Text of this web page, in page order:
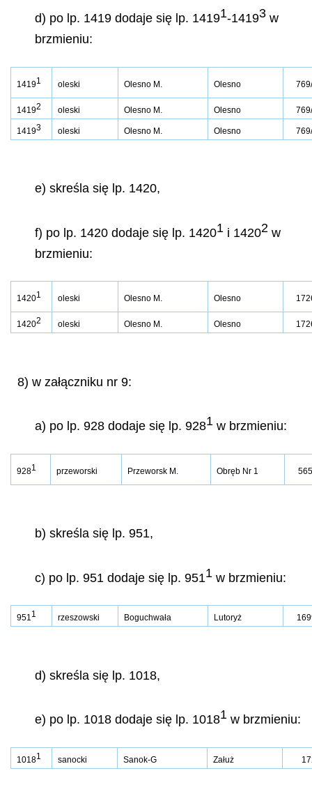
d) po lp. 1419 dodaje się lp. 14191-14193 w
brzmieniu:
14191 oleski Olesno M. Olesno
14192 oleski Olesno M. Olesno
14193 oleski Olesno M. Olesno
e) skreśla się lp. 1420,
f) po lp. 1420 dodaje się lp. 14201 i 14202 w
brzmieniu:
14201 oleski Olesno M. Olesno
14202 oleski Olesno M. Olesno
8) w załączniku nr 9:
a) po lp. 928 dodaje się lp. 9281 w brzmieniu:
9281 przeworski Przeworsk M. Obręb Nr 1
b) skreśla się lp. 951,
c) po lp. 951 dodaje się lp. 9511 w brzmieniu:
9511 rzeszowski Boguchwała Lutoryż
d) skreśla się lp. 1018,
e) po lp. 1018 dodaje się lp. 10181 w brzmieniu:
10181 sanocki Sanok-G Załuż